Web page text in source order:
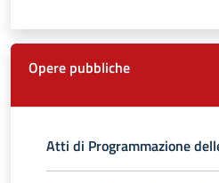
Opere pubbliche
Atti di Programmazione